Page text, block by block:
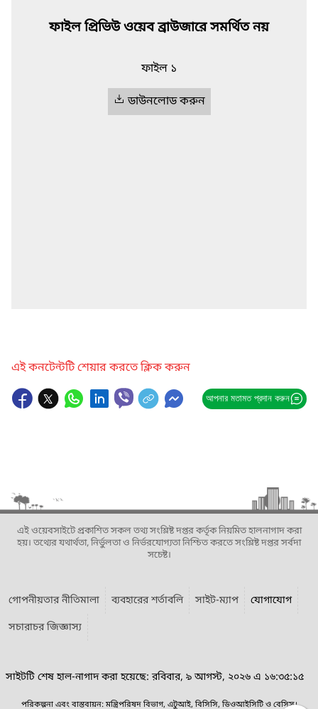
ফাইল প্রিভিউ ওয়েব ব্রাউজারে সমর্থিত নয়
ফাইল ১
ডাউনলোড করুন
এই কনটেন্টটি শেয়ার করতে ক্লিক করুন
আপনার মতামত প্রদান করুন
এই ওয়েবসাইটে প্রকাশিত সকল তথ্য সংশ্লিষ্ট দপ্তর কর্তৃক নিয়মিত হালনাগাদ করা
হয়। তথ্যের যথার্থতা, নির্ভুলতা ও নির্ভরযোগ্যতা নিশ্চিত করতে সংশ্লিষ্ট দপ্তর সর্বদা
সচেষ্ট।
গোপনীয়তার নীতিমালা ব্যবহারের শর্তাবলি সাইট-ম্যাপ
যোগাযোগ
সচারাচর জিজ্ঞাস্য
সাইটটি শেষ হাল-নাগাদ করা হয়েছে: রবিবার, ৯ আগস্ট, ২০২৬ এ ১৬:৩৫:১৫
পরিকল্পনা এবং বাস্তবায়ন: মন্ত্রিপরিষদ বিভাগ, এটুআই, বিসিসি, ডিওআইসিটি ও বেসিস।